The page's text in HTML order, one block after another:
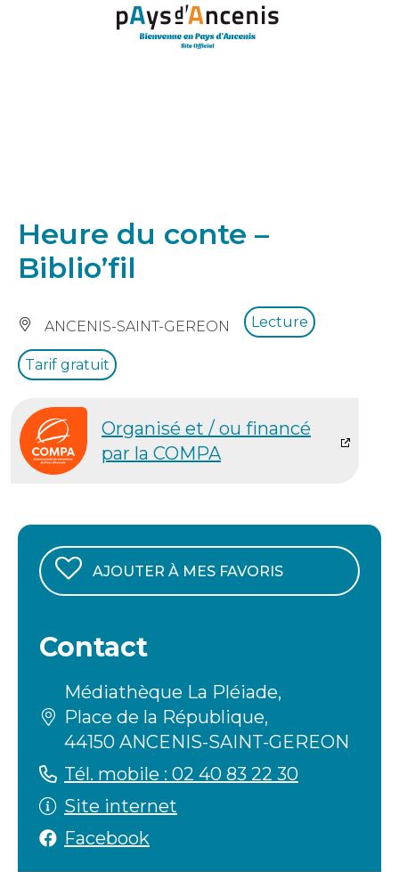
Panneau de gestion des cookies
Heure du conte –
Biblio’fil
ANCENIS-SAINT-GEREON Lecture
Tarif gratuit
Organisé et / ou financé
par la COMPA
AJOUTER À MES FAVORIS
Contact
Médiathèque La Pléiade,
Place de la République,
44150 ANCENIS-SAINT-GEREON
Tél. mobile : 02 40 83 22 30
Site internet
Facebook